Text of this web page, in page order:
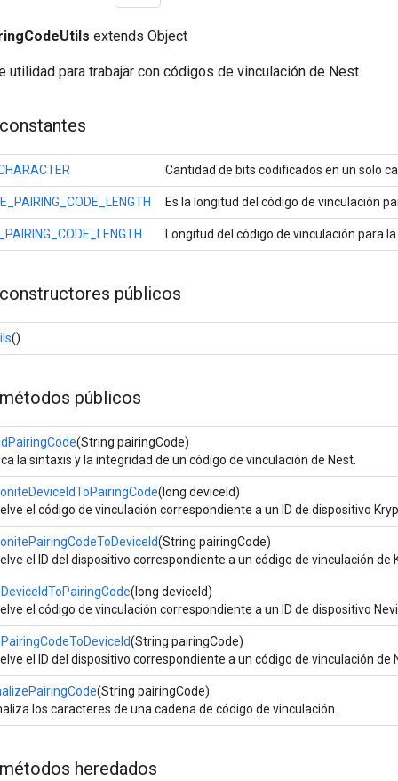
extends Object
utilidad para trabajar con códigos de vinculación de Nest.
Cantidad de bits codificados en un solo
Es la longitud del código de vinculación
Longitud del código de vinculación para
públicos
()
públicos
(String pairingCode)
la sintaxis y la integridad de un código de vinculación de Nest.
(long deviceId)
el código de vinculación correspondiente a un ID de dispositivo
(String pairingCode)
el ID del dispositivo correspondiente a un código de vinculación
(long deviceId)
el código de vinculación correspondiente a un ID de dispositivo
(String pairingCode)
el ID del dispositivo correspondiente a un código de vinculación de
(String pairingCode)
los caracteres de una cadena de código de vinculación.
heredados